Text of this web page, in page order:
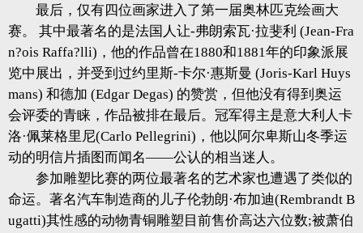
最后，仅有四位画家进入了第一届奥林匹克绘画大
赛。 其中最著名的是法国人让-弗朗索瓦·拉斐利 (Jean-Fra
n?ois Raffa?lli)，他的作品曾在1880和1881年的印象派展
览中展出，并受到过约里斯-卡尔·惠斯曼 (Joris-Karl Huys
mans) 和德加 (Edgar Degas) 的赞赏，但他没有得到奥运
会评委的青睐，作品被排在最后。冠军得主是意大利人卡
洛·佩莱格里尼(Carlo Pellegrini)，他以阿尔卑斯山冬季运
动的明信片插图而闻名——公认的相当迷人。
参加雕塑比赛的两位最著名的艺术家也遭遇了类似的
命运。著名汽车制造商的儿子伦勃朗·布加迪(Rembrandt B
ugatti)其性感的动物青铜雕塑目前售价高达六位数;被萧伯